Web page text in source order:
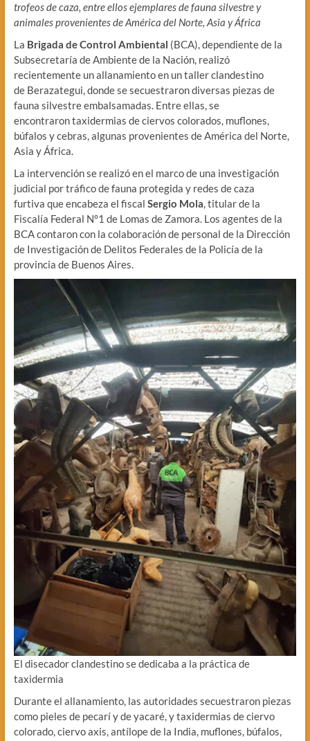
trofeos de caza, entre ellos ejemplares de fauna silvestre y
animales provenientes de América del Norte, Asia y África
La Brigada de Control Ambiental (BCA), dependiente de la
Subsecretaría de Ambiente de la Nación, realizó
recientemente un allanamiento en un taller clandestino
de Berazategui, donde se secuestraron diversas piezas de
fauna silvestre embalsamadas. Entre ellas, se
encontraron taxidermias de ciervos colorados, muflones,
búfalos y cebras, algunas provenientes de América del Norte,
Asia y África.
La intervención se realizó en el marco de una investigación
judicial por tráfico de fauna protegida y redes de caza
furtiva que encabeza el fiscal Sergio Mola, titular de la
Fiscalía Federal N°1 de Lomas de Zamora. Los agentes de la
BCA contaron con la colaboración de personal de la Dirección
de Investigación de Delitos Federales de la Policía de la
provincia de Buenos Aires.
El disecador clandestino se dedicaba a la práctica de
taxidermia
Durante el allanamiento, las autoridades secuestraron piezas
como pieles de pecarí y de yacaré, y taxidermias de ciervo
colorado, ciervo axis, antílope de la India, muflones, búfalos,